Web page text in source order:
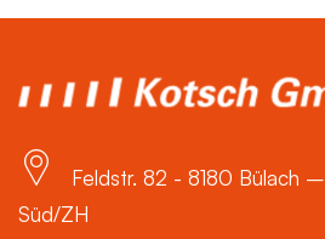
Feldstr. 82 - 8180 Bülach –
Süd/ZH